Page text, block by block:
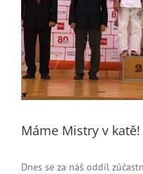
Máme Mistry v katě!
Dnes se za náš oddíl